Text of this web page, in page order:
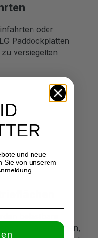
oder
Paddockplatten
versiegelten
belastbare
für Lagerflächen,
und neue
Sie von unserem